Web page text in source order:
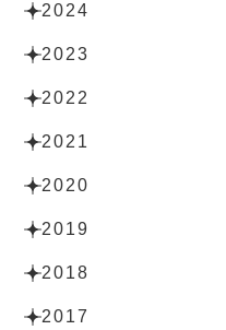
2024
2023
2022
2021
2020
2019
2018
2017